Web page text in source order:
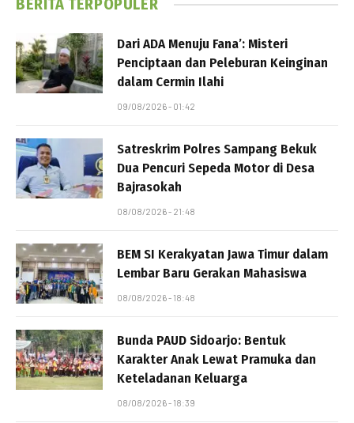
BERITA TERPOPULER
Dari ADA Menuju Fana’: Misteri
Penciptaan dan Peleburan Keinginan
dalam Cermin Ilahi
09/08/2026 - 01:42
Satreskrim Polres Sampang Bekuk
Dua Pencuri Sepeda Motor di Desa
Bajrasokah
08/08/2026 - 21:48
BEM SI Kerakyatan Jawa Timur dalam
Lembar Baru Gerakan Mahasiswa
08/08/2026 - 18:48
Bunda PAUD Sidoarjo: Bentuk
Karakter Anak Lewat Pramuka dan
Keteladanan Keluarga
08/08/2026 - 18:39